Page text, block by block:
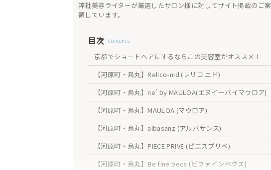
弊社美容ライターが厳選したサロン様に対してサイト掲載のご
領しています。
目次 Contents
京都でショートヘアにするならこの美容室がオススメ！
【河原町・烏丸】Relico-nid (レリコ ニド)
【河原町・烏丸】ne’ by MAULOA(エヌイーバイマウロア)
【河原町・烏丸】MAULOA (マウロア)
【河原町・烏丸】albasanz (アルバサンス)
【河原町・烏丸】PIECE PRIVE (ピエスプリベ)
【河原町・烏丸】Be fine becs (ビファインベクス)